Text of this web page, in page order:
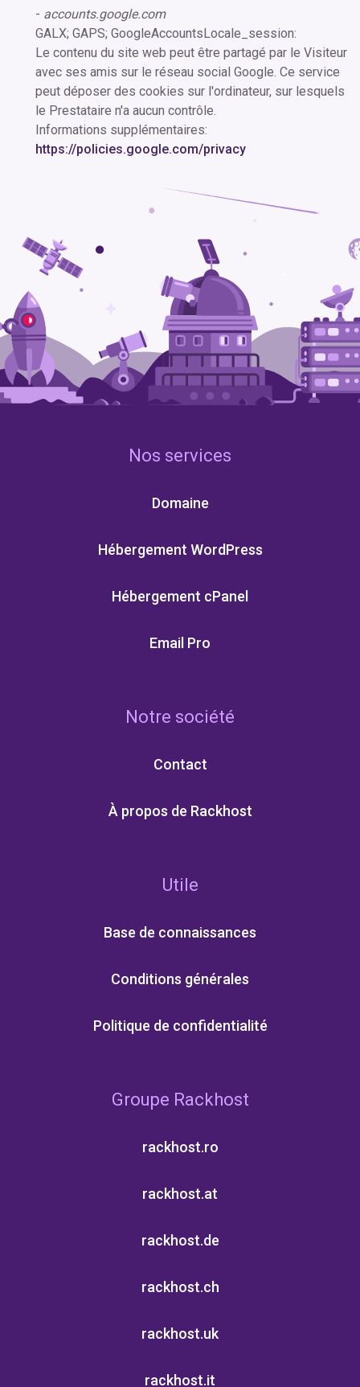
- accounts.google.com
GALX; GAPS; GoogleAccountsLocale_session:
Le contenu du site web peut être partagé par le Visiteur
avec ses amis sur le réseau social Google. Ce service
peut déposer des cookies sur l'ordinateur, sur lesquels
le Prestataire n'a aucun contrôle.
Informations supplémentaires:
https://policies.google.com/privacy
Nos services
Domaine
Hébergement WordPress
Hébergement cPanel
Email Pro
Notre société
Contact
À propos de Rackhost
Utile
Base de connaissances
Conditions générales
Politique de confidentialité
Groupe Rackhost
rackhost.ro
rackhost.at
rackhost.de
rackhost.ch
rackhost.uk
rackhost.it